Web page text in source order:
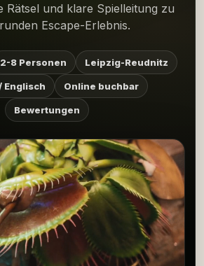
Rätsel und klare Spielleitung zu
Escape-Erlebnis.
2-8 Personen Leipzig-Reudnitz
Englisch Online buchbar
Bewertungen